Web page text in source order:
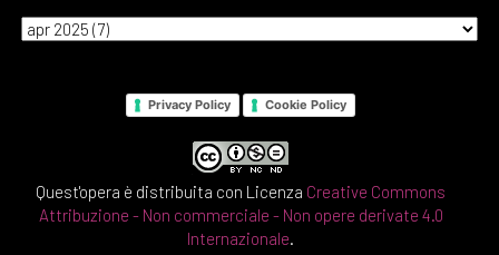
Privacy Policy Cookie Policy
Quest'opera è distribuita con Licenza Creative Commons
Attribuzione - Non commerciale - Non opere derivate 4.0
Internazionale.